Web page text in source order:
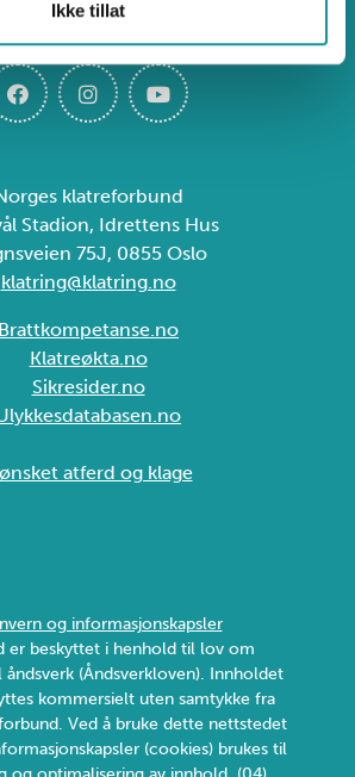
Ikke tillat
Klatring
klatreforbund
Stadion, Idrettens Hus
75J, 0855 Oslo
klatring@klatring.no
Brattkompetanse.no
Klatreøkta.no
Sikresider.no
atferd og klage
og informasjonskapsler
er beskyttet i henhold til lov om
(Åndsverkloven). Innholdet
kommersielt uten samtykke fra
Ved å bruke dette nettstedet
(cookies) brukes til